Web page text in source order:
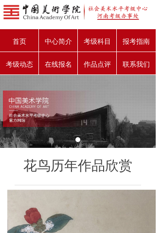
首页 中心简介 考级科目 报考指南
考级动态 在线报名 作品点评 联系我们
花鸟历年作品欣赏